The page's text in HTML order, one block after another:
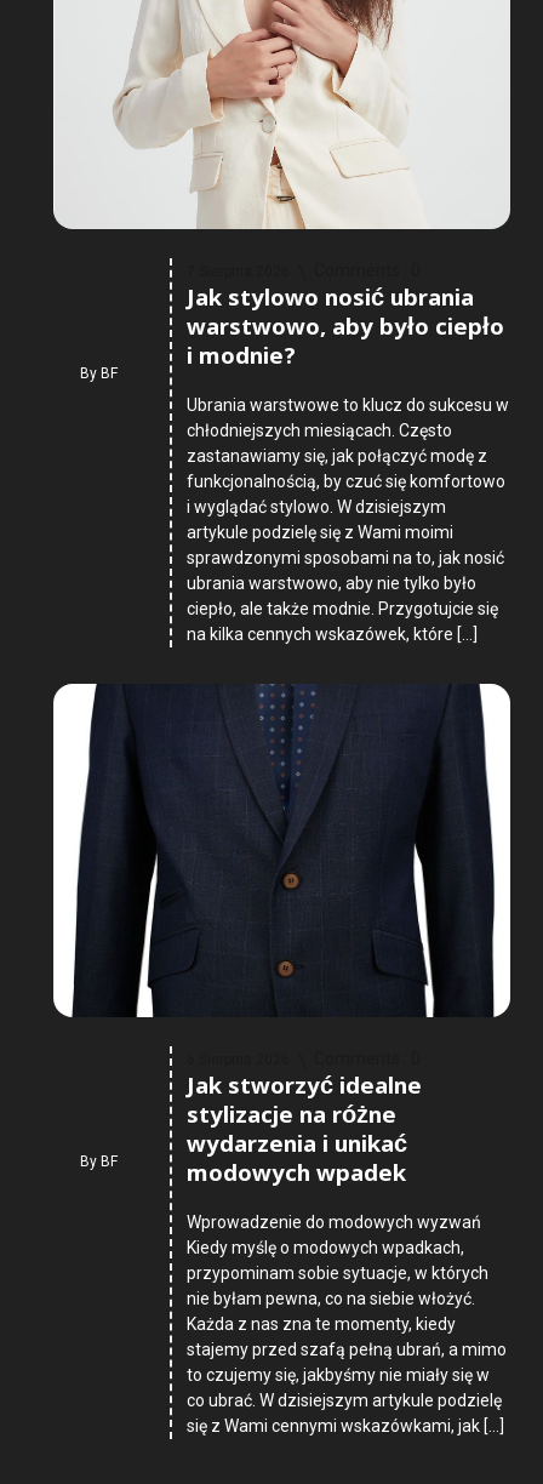
ByBF
Jak stylowo nosić ubrania
warstwowo, aby było ciepło
i modnie?
Ubrania warstwowe to klucz do sukcesu w
chłodniejszych miesiącach. Często
zastanawiamy się, jak połączyć modę z
funkcjonalnością, by czuć się komfortowo
i wyglądać stylowo. W dzisiejszym
artykule podzielę się z Wami moimi
sprawdzonymi sposobami na to, jak nosić
ubrania warstwowo, aby nie tylko było
ciepło, ale także modnie. Przygotujcie się
na kilka cennych wskazówek, które […]
ByBF
Jak stworzyć idealne
stylizacje na różne
wydarzenia i unikać
modowych wpadek
Wprowadzenie do modowych wyzwań
Kiedy myślę o modowych wpadkach,
przypominam sobie sytuacje, w których
nie byłam pewna, co na siebie włożyć.
Każda z nas zna te momenty, kiedy
stajemy przed szafą pełną ubrań, a mimo
to czujemy się, jakbyśmy nie miały się w
co ubrać. W dzisiejszym artykule podzielę
się z Wami cennymi wskazówkami, jak […]